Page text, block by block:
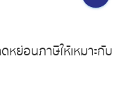
หย่อนภาษีให้เหมาะกับ